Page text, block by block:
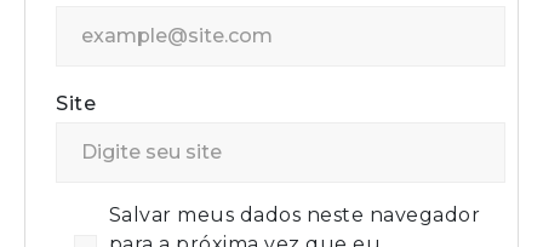
Site
Salvar meus dados neste navegador